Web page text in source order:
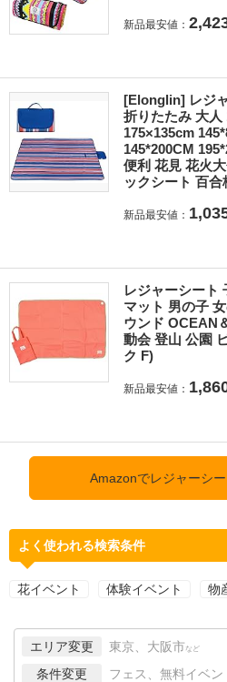
新品最安値：
[Elonglin] レジ
折りたたみ 大人
175×135cm
145*200CM
便利 花見 花火
ックシート 百
新品最安値：
レジャーシート
マット 男の子
ウンド OCEAN
動会 登山 公園
ク F)
新品最安値：
Amazonでレジャーシ
よく使われる検索条件
花イベント 体験イベント 物
エリア変更 東京、大阪市 など
条件変更 フェス、無料イベン